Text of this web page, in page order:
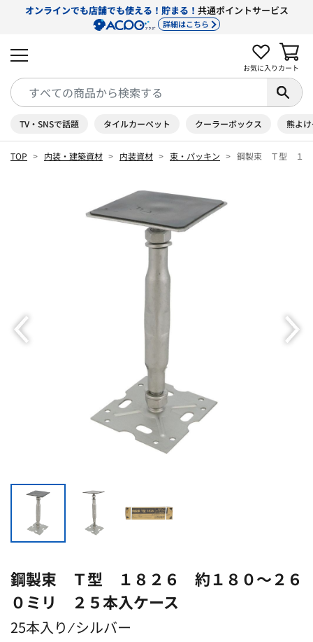
オンラインでも店舗でも使える！貯まる！ 共通ポイントサービス
詳細はこちら
お気に入り カート
TV・SNSで話題 タイルカーペット クーラーボックス 熊よ
TOP 内装・建築資材 内装資材 束・パッキン 鋼製束 Ｔ型 １８
鋼製束 Ｔ型 １８２６ 約１８０〜２６
０ミリ ２５本入ケース
25本入り ⁄ シルバー